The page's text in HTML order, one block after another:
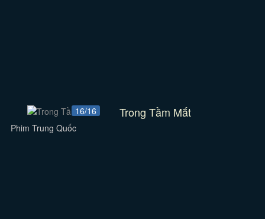
16/16 Trong Tầm Mắt
Phim Trung Quốc